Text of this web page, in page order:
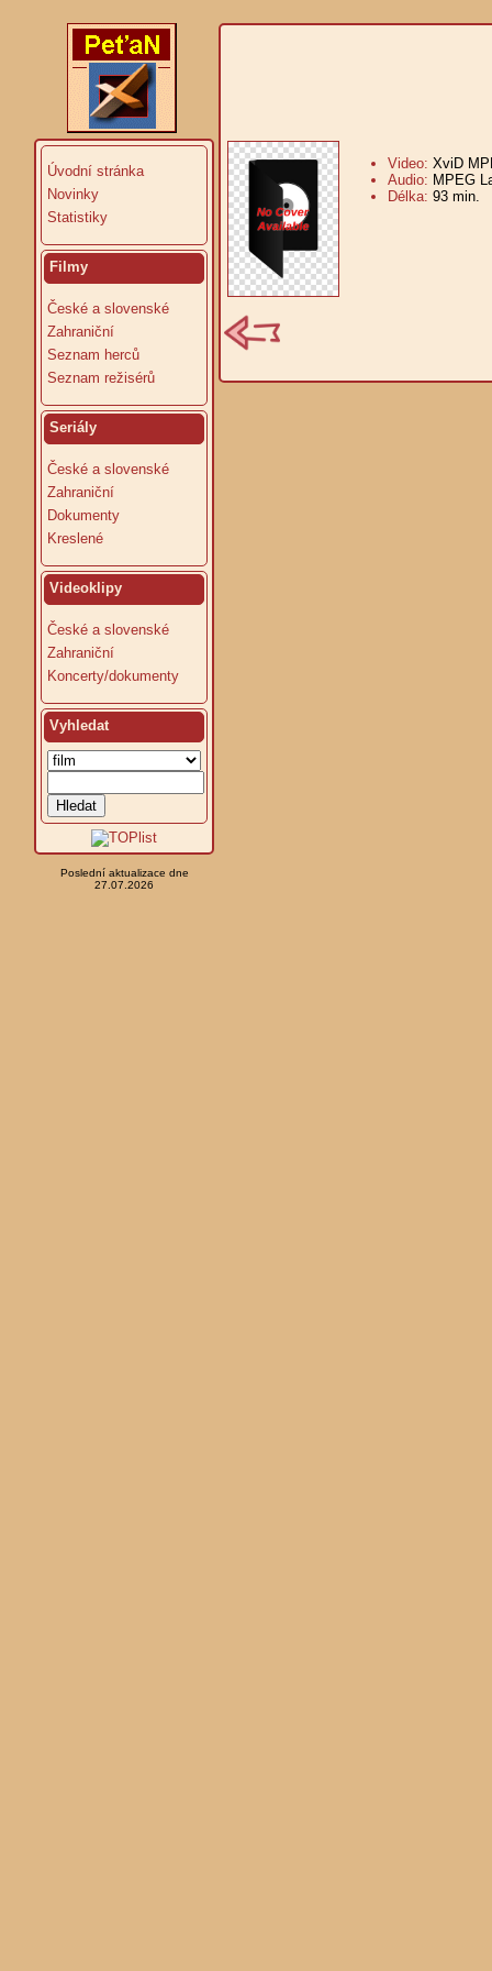
Úvodní stránka
Novinky
Statistiky
Filmy
České a slovenské
Zahraniční
Seznam herců
Seznam režisérů
Seriály
České a slovenské
Zahraniční
Dokumenty
Kreslené
Videoklipy
České a slovenské
Zahraniční
Koncerty/dokumenty
Vyhledat
Poslední aktualizace dne
27.07.2026
Video: XviD
Audio: MPEG
Délka: 93 min.